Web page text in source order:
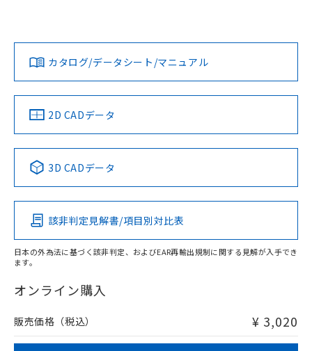
ダウンロードデータをご利用いただく前に、以下を必ずお読
みください。
ソフトウェアの使用条件
対応済み
中国 RoHS 注意事項・凡例
Pb Hg Cd Cr(VI)
O
在庫等で未対応品が混在する可能性があります。
問い合わせください。
カタログ/データシート/マニュアル
2D CADデータ
3D CADデータ
該非判定見解書/項目別対比表
日本の外為法に基づく該非判定、およびEAR再輸出規制に関する見解が入手でき
ます。
オンライン購入
販売価格（税込） ¥ 3,020